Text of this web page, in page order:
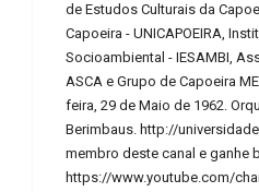
de Estudos Culturais da
Capoeira - UNICAPOEIRA,
Socioambiental - IESAMBI,
ASCA e Grupo de Capoeira
feira, 29 de Maio de 1962.
Berimbaus. http://
membro deste canal e ganhe
https://www.youtube.com/